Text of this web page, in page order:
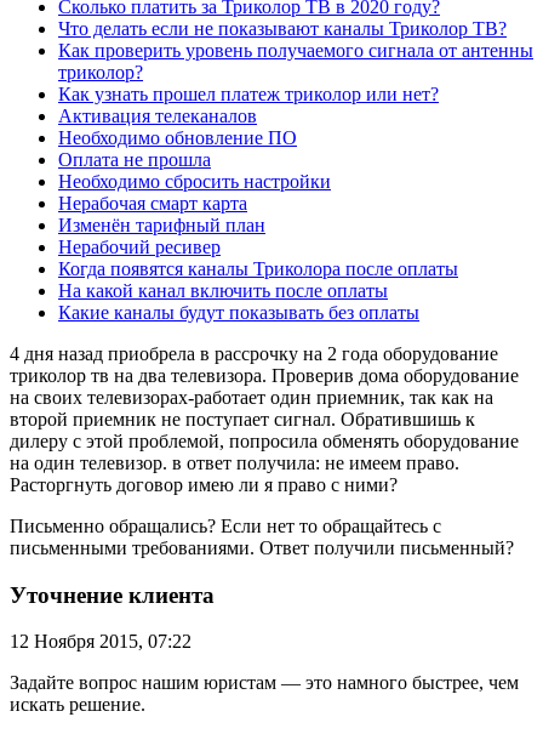
Сколько платить за Триколор ТВ в 2020 году?
Что делать если не показывают каналы Триколор ТВ?
Как проверить уровень получаемого сигнала от антенны
триколор?
Как узнать прошел платеж триколор или нет?
Активация телеканалов
Необходимо обновление ПО
Оплата не прошла
Необходимо сбросить настройки
Нерабочая смарт карта
Изменён тарифный план
Нерабочий ресивер
Когда появятся каналы Триколора после оплаты
На какой канал включить после оплаты
Какие каналы будут показывать без оплаты
4 дня назад приобрела в рассрочку на 2 года оборудование
триколор тв на два телевизора. Проверив дома оборудование
на своих телевизорах-работает один приемник, так как на
второй приемник не поступает сигнал. Обратившишь к
дилеру с этой проблемой, попросила обменять оборудование
на один телевизор. в ответ получила: не имеем право.
Расторгнуть договор имею ли я право с ними?
Письменно обращались? Если нет то обращайтесь с
письменными требованиями. Ответ получили письменный?
Уточнение клиента
12 Ноября 2015, 07:22
Задайте вопрос нашим юристам — это намного быстрее, чем
искать решение.